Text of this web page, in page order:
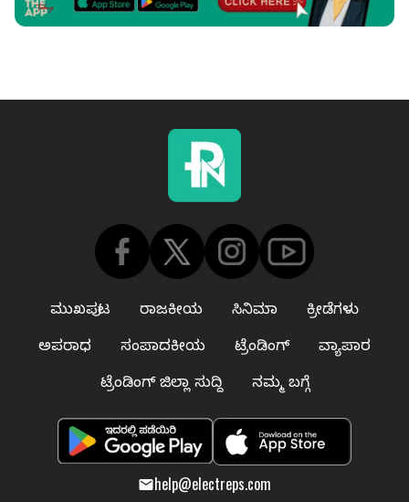
ಮುಖಪುಟ ರಾಜಕೀಯ ಸಿನಿಮಾ
ಕ್ರೀಡೆಗಳು
ಅಪರಾಧ
ಸಂಪಾದಕೀಯ ಟ್ರೆಂಡಿಂಗ್
ವ್ಯಾಪಾರ
ಟ್ರೆಂಡಿಂಗ್ ಜಿಲ್ಲಾ ಸುದ್ದಿ
ನಮ್ಮ ಬಗ್ಗೆ
help@electreps.com